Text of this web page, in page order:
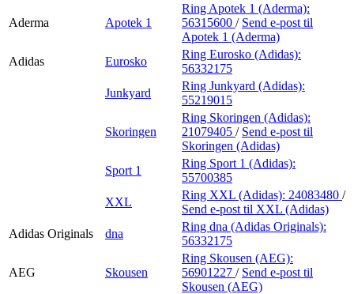
Aderma Apotek 1
Ring Apotek 1 (Aderma):
56315600 / Send e-post til
Apotek 1 (Aderma)
Adidas
Eurosko
Ring Eurosko (Adidas):
56332175
Junkyard
Ring Junkyard (Adidas):
55219015
Skoringen
Ring Skoringen (Adidas):
21079405 / Send e-post til
Skoringen (Adidas)
Sport 1
Ring Sport 1 (Adidas):
55700385
XXL
Ring XXL (Adidas): 24083480 /
Send e-post til XXL (Adidas)
Adidas Originals
dna
Ring dna (Adidas Originals):
56332175
AEG Skousen
Ring Skousen (AEG):
56901227 / Send e-post til
Skousen (AEG)